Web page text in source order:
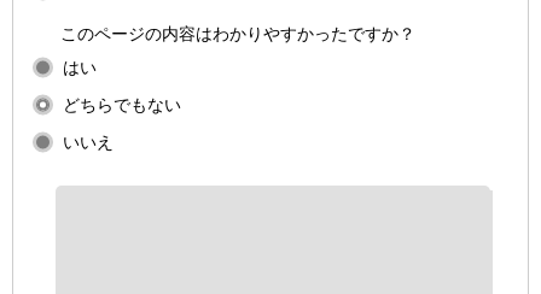
このページの内容はわかりやすかったですか？
はい
どちらでもない
いいえ